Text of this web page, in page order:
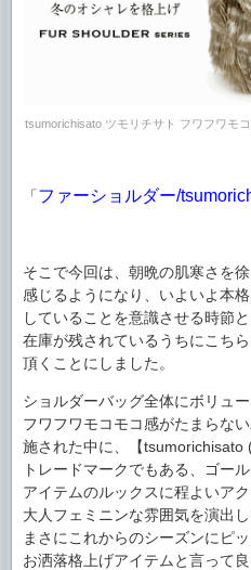
tsumorichisato ツモリチサト フワフワモ
「ファーショルダー/
そこで今回は、朝晩の肌寒さを
感じるようになり、いよいよ本
していることを意識させる時節と
在庫が残されているうちにこち
頂くことにしました。
ショルダーバッグ全体にボリュ
フワフワモコモコ感がたまらな
施された中に、【tsumorichisato
トレードマークでもある、ゴー
アイテムのルックスに程よいアク
大人フェミニンな雰囲気を演出し
まさにこれからのシーズンにピ
お洒落格上げアイテムと言って